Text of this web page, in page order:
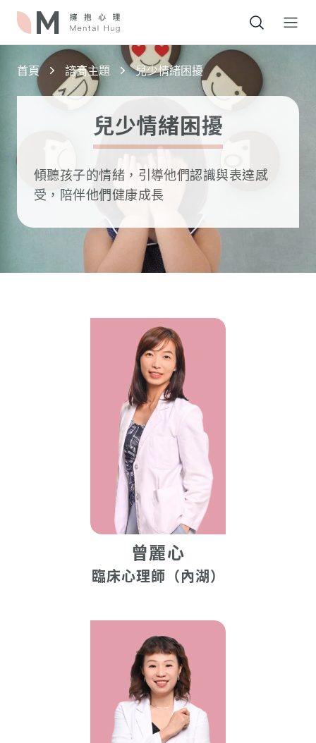
首頁 諮商主題 兒少情緒困擾
兒少情緒困擾
傾聽孩子的情緒，引導他們認識與表達感
受，陪伴他們健康成長
曾麗心
臨床心理師（內湖）